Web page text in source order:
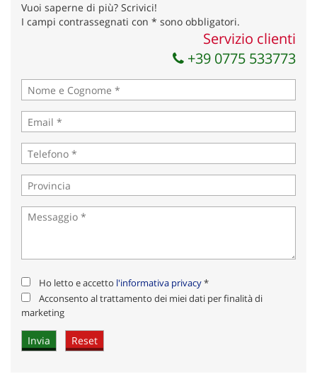
Vuoi saperne di più? Scrivici!
I campi contrassegnati con * sono obbligatori.
Servizio clienti
+39 0775 533773
Ho letto e accetto l'informativa privacy*
Acconsento al trattamento dei miei dati per finalità di
marketing